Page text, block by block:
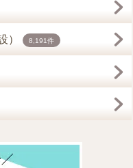
） 8,191件